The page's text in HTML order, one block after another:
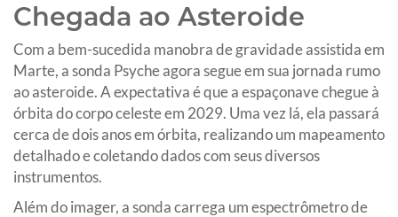
Chegada ao Asteroide
Com a bem-sucedida manobra de gravidade assistida em
Marte, a sonda Psyche agora segue em sua jornada rumo
ao asteroide. A expectativa é que a espaçonave chegue à
órbita do corpo celeste em 2029. Uma vez lá, ela passará
cerca de dois anos em órbita, realizando um mapeamento
detalhado e coletando dados com seus diversos
instrumentos.
Além do imager, a sonda carrega um espectrômetro de